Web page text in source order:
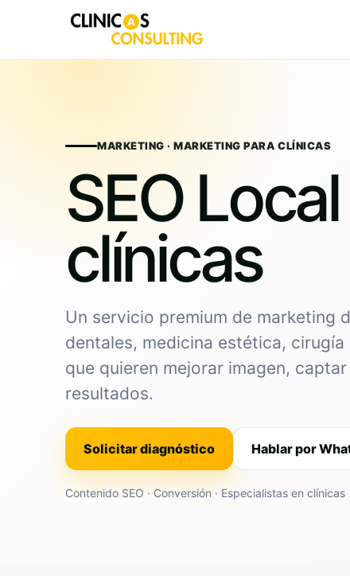
MARKETING · MARKETING PARA CLÍNICAS
SEO
clínicas
Un servicio premium de marketing
dentales, medicina estética,
que quieren mejorar imagen,
resultados.
Solicitar diagnóstico Hablar por
Contenido SEO · Conversión · Especialistas en clínicas